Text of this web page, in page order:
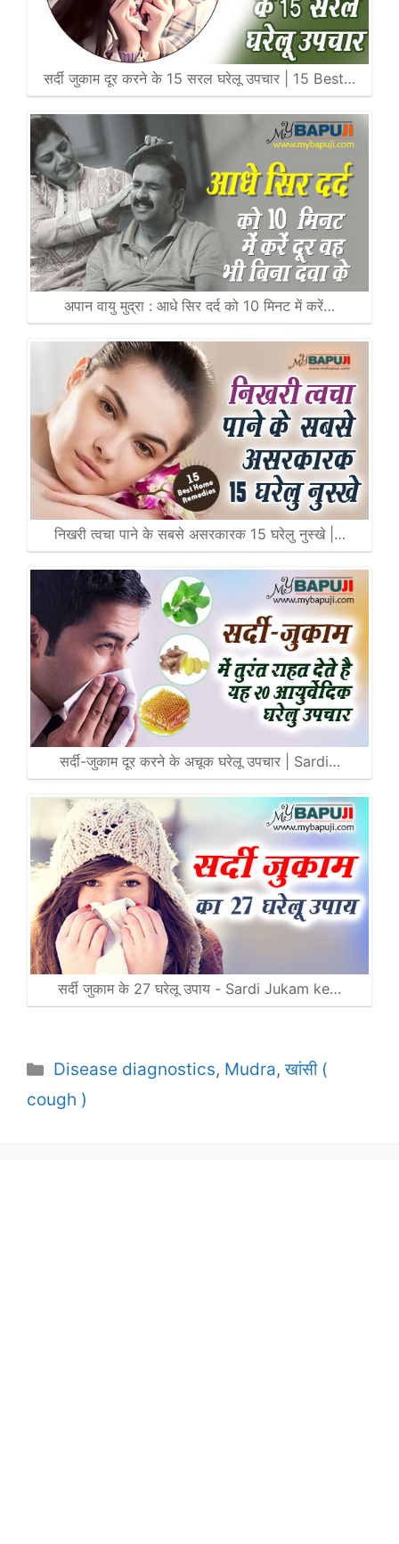
सर्दी जुकाम दूर करने के 15 सरल घरेलू उपचार | 15 Best…
अपान वायु मुद्रा : आधे सिर दर्द को 10 मिनट में करें…
निखरी त्वचा पाने के सबसे असरकारक 15 घरेलु नुस्खे |…
सर्दी-जुकाम दूर करने के अचूक घरेलू उपचार | Sardi…
सर्दी जुकाम के 27 घरेलू उपाय - Sardi Jukam ke…
Categories
Disease diagnostics, Mudra,खांसी (
cough )